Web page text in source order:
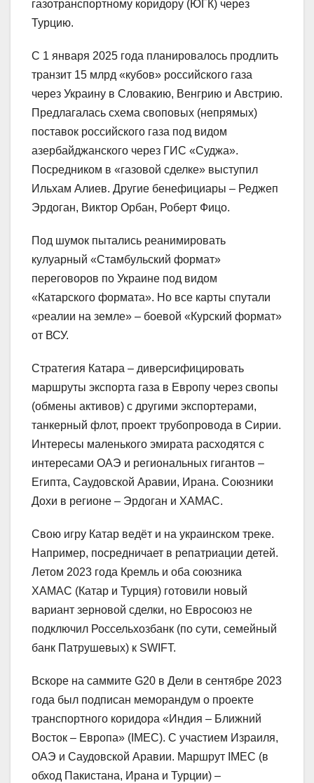
газотранспортному коридору (ЮГК) через
Турцию.
С 1 января 2025 года планировалось продлить
транзит 15 млрд «кубов» российского газа
через Украину в Словакию, Венгрию и Австрию.
Предлагалась схема своповых (непрямых)
поставок российского газа под видом
азербайджанского через ГИС «Суджа».
Посредником в «газовой сделке» выступил
Ильхам Алиев. Другие бенефициары – Реджеп
Эрдоган, Виктор Орбан, Роберт Фицо.
Под шумок пытались реанимировать
кулуарный «Стамбульский формат»
переговоров по Украине под видом
«Катарского формата». Но все карты спутали
«реалии на земле» – боевой «Курский формат»
от ВСУ.
Стратегия Катара – диверсифицировать
маршруты экспорта газа в Европу через свопы
(обмены активов) с другими экспортерами,
танкерный флот, проект трубопровода в Сирии.
Интересы маленького эмирата расходятся с
интересами ОАЭ и региональных гигантов –
Египта, Саудовской Аравии, Ирана. Союзники
Дохи в регионе – Эрдоган и ХАМАС.
Свою игру Катар ведёт и на украинском треке.
Например, посредничает в репатриации детей.
Летом 2023 года Кремль и оба союзника
ХАМАС (Катар и Турция) готовили новый
вариант зерновой сделки, но Евросоюз не
подключил Россельхозбанк (по сути, семейный
банк Патрушевых) к SWIFT.
Вскоре на саммите G20 в Дели в сентябре 2023
года был подписан меморандум о проекте
транспортного коридора «Индия – Ближний
Восток – Европа» (IMEC). С участием Израиля,
ОАЭ и Саудовской Аравии. Маршрут IMEC (в
обход Пакистана, Ирана и Турции) –